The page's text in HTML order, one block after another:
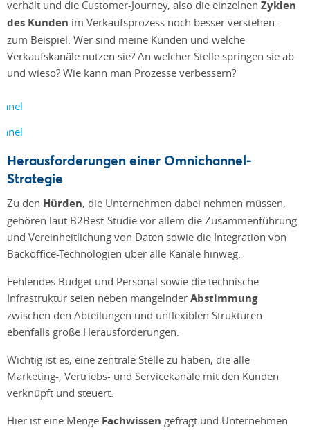
verhält und die Customer-Journey, also die einzelnen Zyklen
des Kunden im Verkaufsprozess noch besser verstehen –
zum Beispiel: Wer sind meine Kunden und welche
Verkaufskanäle nutzen sie? An welcher Stelle springen sie ab
und wieso? Wie kann man Prozesse verbessern?
Herausforderungen einer Omnichannel-
Strategie
Zu den Hürden, die Unternehmen dabei nehmen müssen,
gehören laut B2Best-Studie vor allem die Zusammenführung
und Vereinheitlichung von Daten sowie die Integration von
Backoffice-Technologien über alle Kanäle hinweg.
Fehlendes Budget und Personal sowie die technische
Infrastruktur seien neben mangelnder Abstimmung
zwischen den Abteilungen und unflexiblen Strukturen
ebenfalls große Herausforderungen.
Wichtig ist es, eine zentrale Stelle zu haben, die alle
Marketing-, Vertriebs- und Servicekanäle mit den Kunden
verknüpft und steuert.
Hier ist eine Menge Fachwissen gefragt und Unternehmen